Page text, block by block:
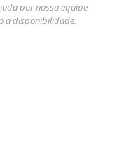
por nossa equipe
a disponibilidade.